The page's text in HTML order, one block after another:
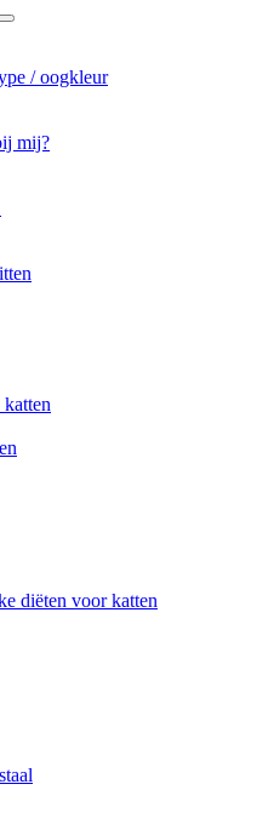
/ oogkleur
mij?
katten
diëten voor katten